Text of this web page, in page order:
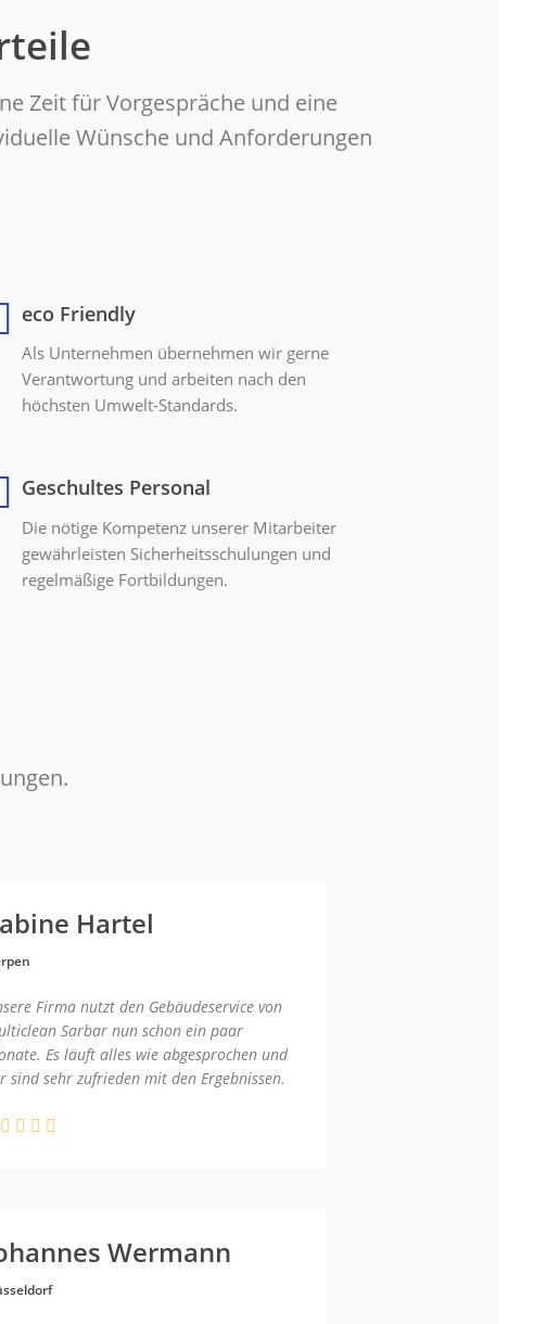
Zeit für Vorgespräche und eine
Wünsche und Anforderungen
eco Friendly
Als Unternehmen übernehmen wir gerne
Verantwortung und arbeiten nach den
höchsten Umwelt-Standards.
Geschultes Personal
Die nötige Kompetenz unserer Mitarbeiter
gewährleisten Sicherheitsschulungen und
regelmäßige Fortbildungen.
Hartel
Firma nutzt den Gebäudeservice von
Sarbar nun schon ein paar
Es läuft alles wie abgesprochen und
sind sehr zufrieden mit den Ergebnissen.
Wermann